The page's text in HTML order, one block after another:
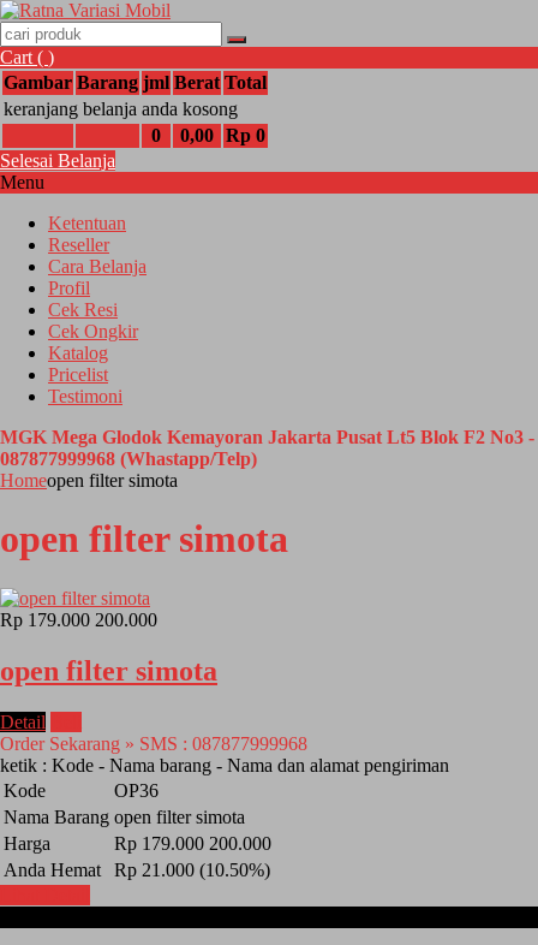
Cart ( )
Gambar Barang jml Berat Total
keranjang belanja anda kosong
0
0,00 Rp 0
Selesai Belanja
Menu
Ketentuan
Reseller
Cara Belanja
Profil
Cek Resi
Cek Ongkir
Katalog
Pricelist
Testimoni
MGK Mega Glodok Kemayoran Jakarta Pusat Lt5 Blok F2 No3 -
087877999968 (Whastapp/Telp)
Homeopen filter simota
open filter simota
Rp 179.000 200.000
open filter simota
Detail
Order Sekarang » SMS : 087877999968
ketik : Kode - Nama barang - Nama dan alamat pengiriman
Kode
OP36
Nama Barang open filter simota
Harga
Rp 179.000 200.000
Anda Hemat
Rp 21.000 (10.50%)